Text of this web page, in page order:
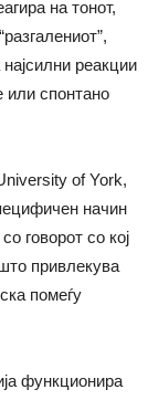
на тонот,
реакции
спонтано
of York,
начин
говорот со кој
привлекува
помеѓу
функционира